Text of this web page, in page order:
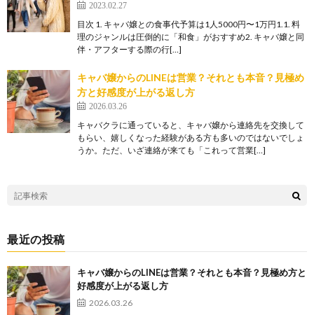
2023.02.27
目次 1. キャバ嬢との食事代予算は1人5000円〜1万円1.1. 料
理のジャンルは圧倒的に「和食」がおすすめ2. キャバ嬢と同
伴・アフターする際の行[…]
キャバ嬢からのLINEは営業？それとも本音？見極め
方と好感度が上がる返し方
2026.03.26
キャバクラに通っていると、キャバ嬢から連絡先を交換して
もらい、嬉しくなった経験がある方も多いのではないでしょ
うか。ただ、いざ連絡が来ても「これって営業[…]
最近の投稿
キャバ嬢からのLINEは営業？それとも本音？見極め方と
好感度が上がる返し方
2026.03.26